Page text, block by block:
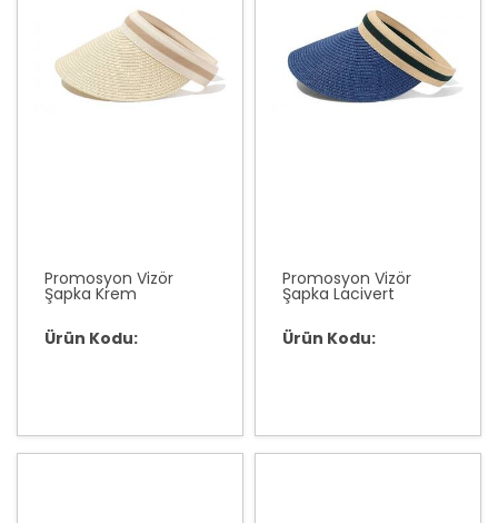
Promosyon Vizör
Şapka Krem
Ürün Kodu:
Promosyon Vizör
Şapka Lacivert
Ürün Kodu: